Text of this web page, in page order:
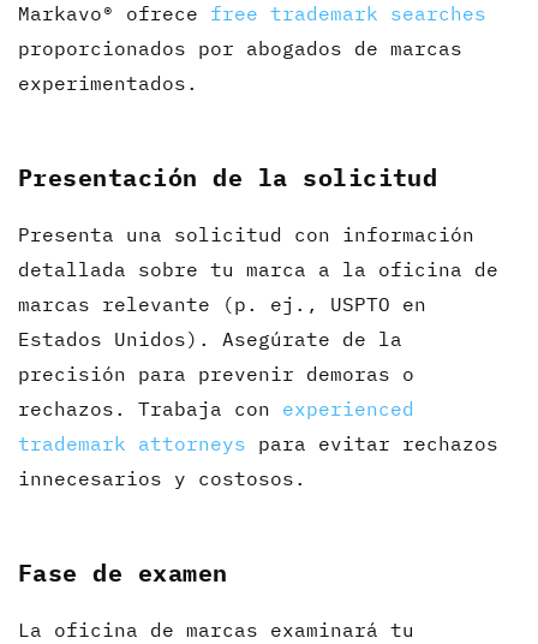
Markavo® ofrece free trademark searches
proporcionados por abogados de marcas
experimentados.
Presentación de la solicitud
Presenta una solicitud con información
detallada sobre tu marca a la oficina de
marcas relevante (p. ej., USPTO en
Estados Unidos). Asegúrate de la
precisión para prevenir demoras o
rechazos. Trabaja con experienced
trademark attorneys para evitar rechazos
innecesarios y costosos.
Fase de examen
La oficina de marcas examinará tu